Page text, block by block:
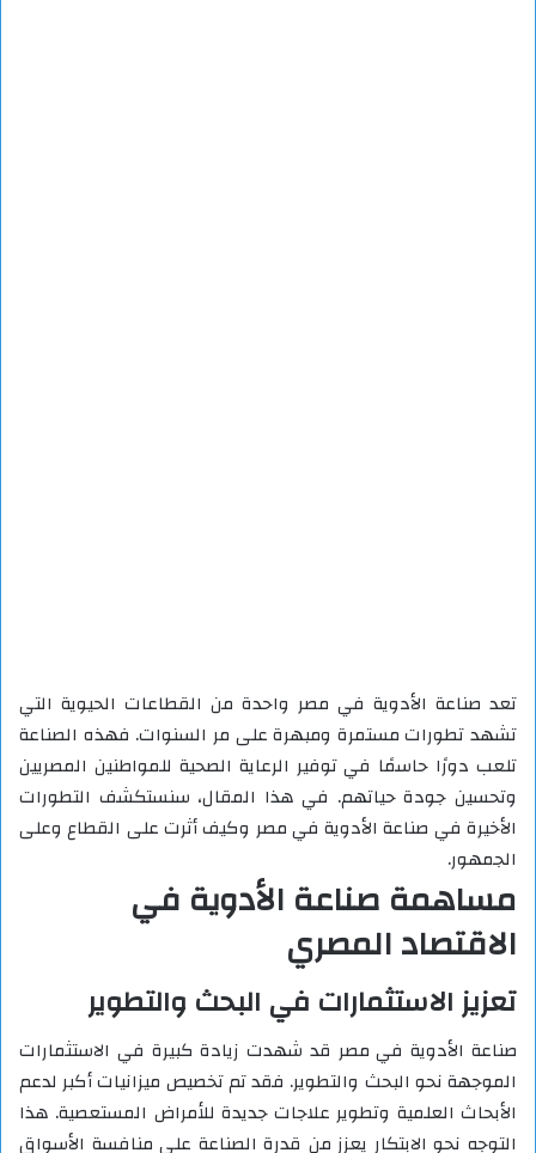
تعد صناعة الأدوية في مصر واحدة من القطاعات الحيوية التي
تشهد تطورات مستمرة ومبهرة على مر السنوات. فهذه الصناعة
تلعب دورًا حاسمًا في توفير الرعاية الصحية للمواطنين المصريين
وتحسين جودة حياتهم. في هذا المقال، سنستكشف التطورات
الأخيرة في صناعة الأدوية في مصر وكيف أثرت على القطاع وعلى
الجمهور.
مساهمة صناعة الأدوية في
الاقتصاد المصري
تعزيز الاستثمارات في البحث والتطوير
صناعة الأدوية في مصر قد شهدت زيادة كبيرة في الاستثمارات
الموجهة نحو البحث والتطوير. فقد تم تخصيص ميزانيات أكبر لدعم
الأبحاث العلمية وتطوير علاجات جديدة للأمراض المستعصية. هذا
التوجه نحو الابتكار يعزز من قدرة الصناعة على منافسة الأسواق